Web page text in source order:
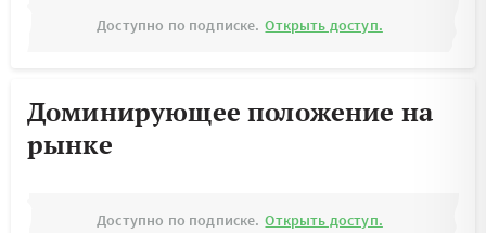
Доступно по подписке. Открыть доступ.
Доминирующее положение на
рынке
Доступно по подписке. Открыть доступ.